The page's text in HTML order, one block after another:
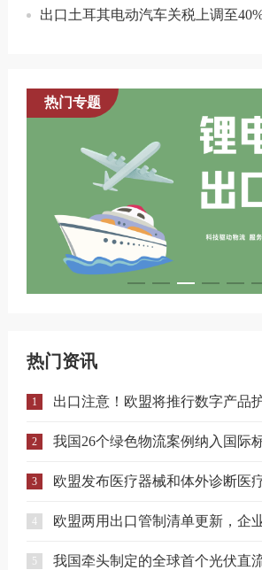
出口土耳其电动汽车关税上调至40%
热门专题
热门资讯
1
2 我国26个绿色物流案例纳入国际
3
4 欧盟两用出口管制清单更新，企
5